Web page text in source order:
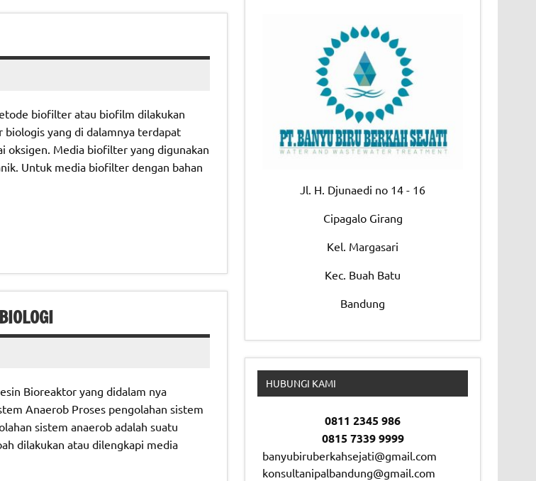
biofilter atau biofilm dilakukan
yang di dalamnya terdapat
oksigen. Media biofilter yang digunakan
Untuk media biofilter dengan bahan
Bioreaktor yang didalam nya
Anaerob Proses pengolahan sistem
sistem anaerob adalah suatu
dilakukan atau dilengkapi media
Jl. H. Djunaedi no 14 - 16
Cipagalo Girang
Kel. Margasari
Kec. Buah Batu
Bandung
HUBUNGI KAMI
0811 2345 986
0815 7339 9999
banyubiruberkahsejati@gmail.com
konsultanipalbandung@gmail.com